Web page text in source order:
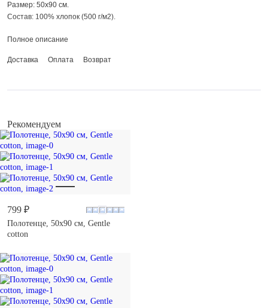
Размер: 50х90 см.
Состав: 100% хлопок (500 г/м2).
Рекомендации по уходу: стирка при температуре до 30°C; не отбеливать;
барабанная сушка при низкой температуре.
Полное описание
Доставка Оплата Возврат
Рекомендуем
799 ₽
Полотенце, 50х90 см, Gentle
cotton